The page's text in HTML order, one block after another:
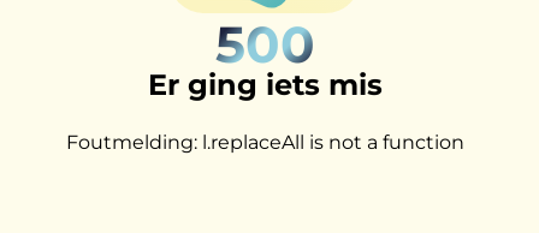
500
Er ging iets mis
Foutmelding: l.replaceAll is not a function